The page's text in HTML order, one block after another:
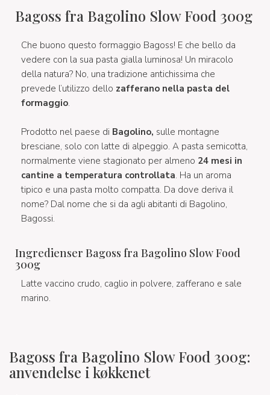
Bagoss fra Bagolino Slow Food 300g
Che buono questo formaggio Bagoss! E che bello da
vedere con la sua pasta gialla luminosa! Un miracolo
della natura? No, una tradizione antichissima che
prevede l’utilizzo dello zafferano nella pasta del
formaggio.
Prodotto nel paese di Bagolino, sulle montagne
bresciane, solo con latte di alpeggio. A pasta semicotta,
normalmente viene stagionato per almeno 24 mesi in
cantine a temperatura controllata. Ha un aroma
tipico e una pasta molto compatta. Da dove deriva il
nome? Dal nome che si da agli abitanti di Bagolino,
Bagossi.
Ingredienser Bagoss fra Bagolino Slow Food
300g
Latte vaccino crudo, caglio in polvere, zafferano e sale
marino.
Bagoss fra Bagolino Slow Food 300g:
anvendelse i køkkenet